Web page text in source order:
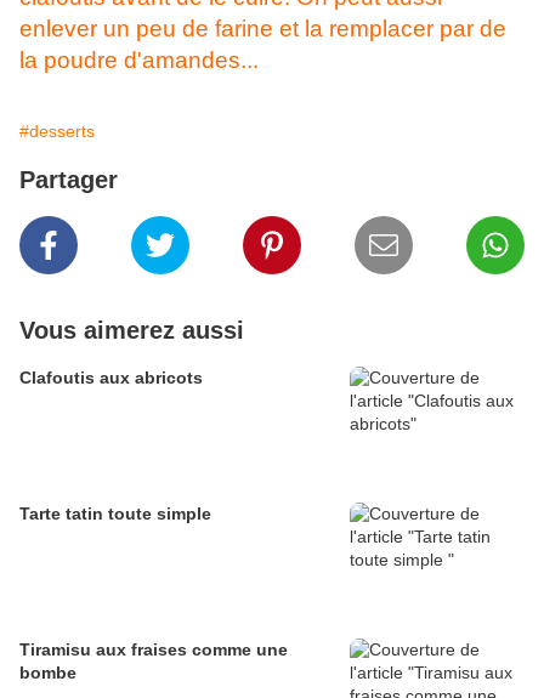
enlever un peu de farine et la remplacer par de
la poudre d'amandes...
#desserts
Partager
Vous aimerez aussi
Clafoutis aux abricots
Tarte tatin toute simple
Tiramisu aux fraises comme une
bombe